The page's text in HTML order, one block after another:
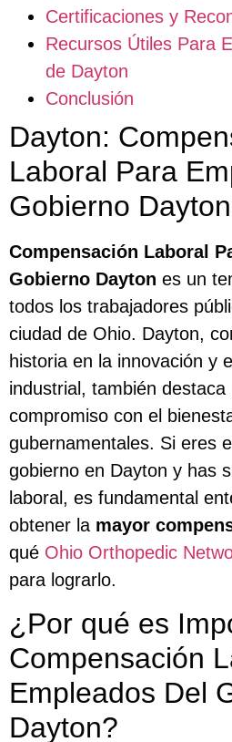
Certificaciones y
Recursos Útiles Para
de Dayton
Conclusión
Dayton:
Laboral Para
Gobierno Dayton
Compensación Laboral
Gobierno Dayton es un
todos los trabajadores
ciudad de Ohio. Dayton,
historia en la innovación y
industrial, también
compromiso con el
gubernamentales. Si eres
gobierno en Dayton y has
laboral, es fundamental
obtener la mayor
qué Ohio Orthopedic
para lograrlo.
¿Por qué es
Compensación
Empleados Del
Dayton?